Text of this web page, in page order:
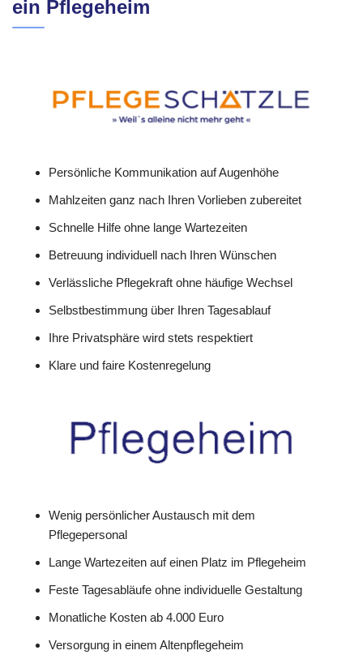
ein Pflegeheim
Persönliche Kommunikation auf Augenhöhe
Mahlzeiten ganz nach Ihren Vorlieben zubereitet
Schnelle Hilfe ohne lange Wartezeiten
Betreuung individuell nach Ihren Wünschen
Verlässliche Pflegekraft ohne häufige Wechsel
Selbstbestimmung über Ihren Tagesablauf
Ihre Privatsphäre wird stets respektiert
Klare und faire Kostenregelung
Wenig persönlicher Austausch mit dem
Pflegepersonal
Lange Wartezeiten auf einen Platz im Pflegeheim
Feste Tagesabläufe ohne individuelle Gestaltung
Monatliche Kosten ab 4.000 Euro
Versorgung in einem Altenpflegeheim